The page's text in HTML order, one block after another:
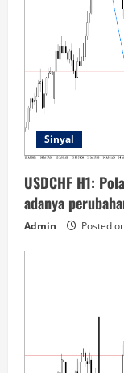
Sinyal
USDCHF H1:
adanya
Admin Posted